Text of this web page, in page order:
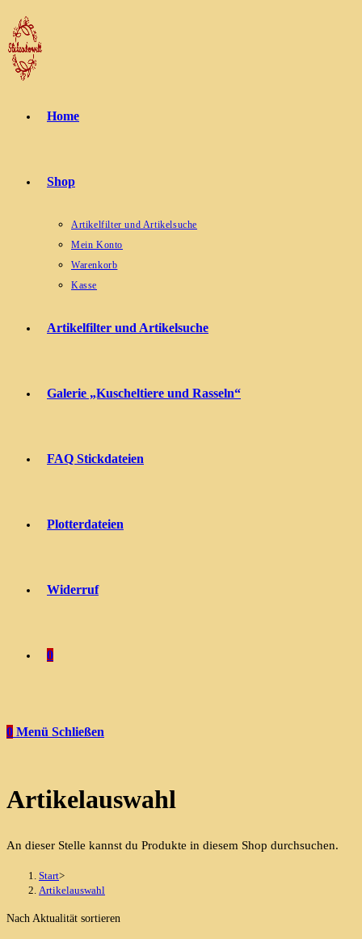
Zum
Inhalt
springen
Home
Shop
Artikelfilter und Artikelsuche
Mein Konto
Warenkorb
Kasse
Artikelfilter und Artikelsuche
Galerie „Kuscheltiere und Rasseln“
FAQ Stickdateien
Plotterdateien
Widerruf
0
0 Menü Schließen
Artikelauswahl
An dieser Stelle kannst du Produkte in diesem Shop durchsuchen.
Start>
Artikelauswahl
Nach Aktualität sortieren